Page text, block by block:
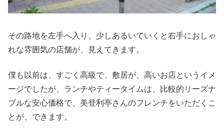
その路地を左手へ入り、少しあるいていくと右手におしゃ
れな雰囲気の店舗が、見えてきます。
僕も以前は、すごく高級で、敷居が、高いお店というイメ
ージでしたが、ランチやティータイムは、比較的リーズナ
ブルな安心価格で、美登利亭さんのフレンチをいただくこ
とが、できます。